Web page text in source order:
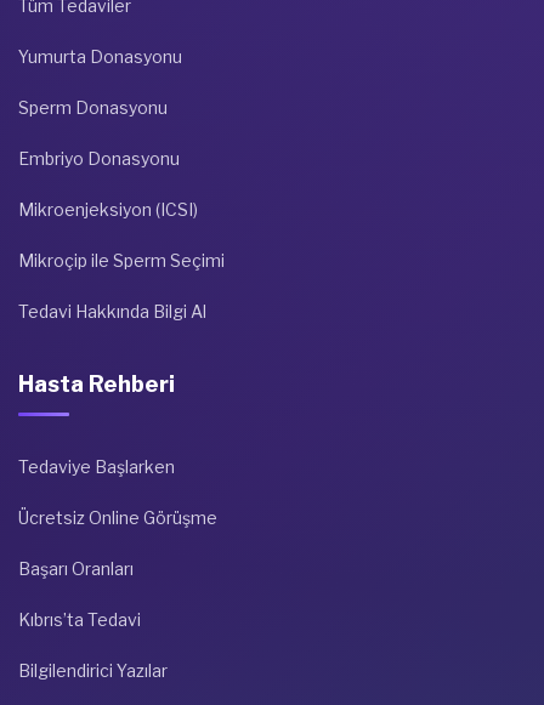
Tüm Tedaviler
Yumurta Donasyonu
Sperm Donasyonu
Embriyo Donasyonu
Mikroenjeksiyon (ICSI)
Mikroçip ile Sperm Seçimi
Tedavi Hakkında Bilgi Al
Hasta Rehberi
Tedaviye Başlarken
Ücretsiz Online Görüşme
Başarı Oranları
Kıbrıs’ta Tedavi
Bilgilendirici Yazılar